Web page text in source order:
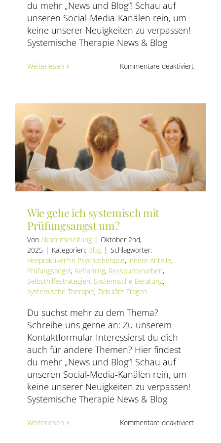
du mehr „News und Blog“! Schau auf
unseren Social-Media-Kanälen rein, um
keine unserer Neuigkeiten zu verpassen!
Systemische Therapie News & Blog
Weiterlesen Kommentare deaktiviertfür
Wofür
Kinder-,
Jugend-
Wie gehe ich systemisch mit
Prüfungsangst um?
Von Akademieleitung | Oktober 2nd,
2025 | Kategorien: Blog | Schlagwörter:
Heilpraktiker*in Psychotherapie, innere Anteile,
Prüfungsangst, Reframing, Ressourcenarbeit,
Selbsthilfestrategien, Systemische Beratung,
systemische Therapie, Zirkuläre Fragen
Du suchst mehr zu dem Thema?
Schreibe uns gerne an: Zu unserem
Kontaktformular Interessierst du dich
auch für andere Themen? Hier findest
du mehr „News und Blog“! Schau auf
unseren Social-Media-Kanälen rein, um
keine unserer Neuigkeiten zu verpassen!
Systemische Therapie News & Blog
Weiterlesen Kommentare deaktiviertfür